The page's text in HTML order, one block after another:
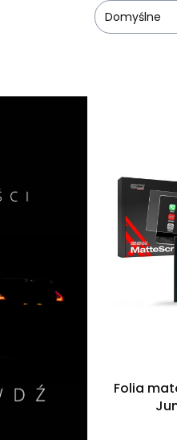
Domyślne
Folia